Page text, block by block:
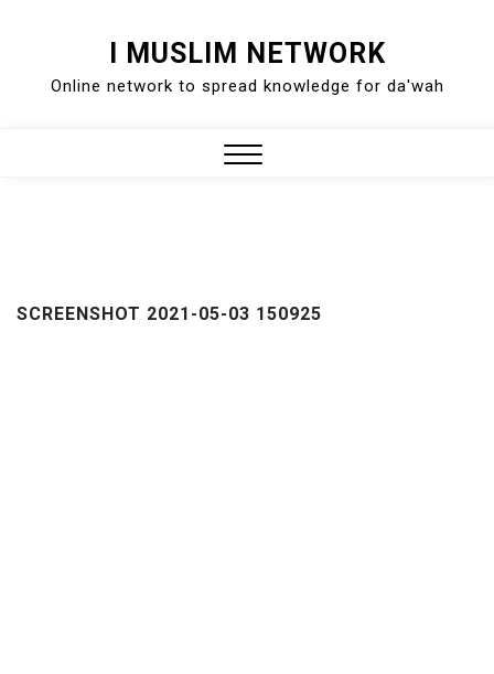
content
I MUSLIM NETWORK
Online network to spread knowledge for da'wah
SCREENSHOT 2021-05-03 150925